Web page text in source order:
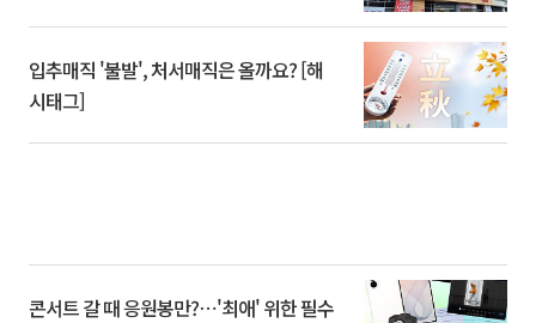
입추매직 '불발', 처서매직은 올까요? [해
시태그]
콘서트 갈 때 응원봉만?⋯'최애' 위한 필수